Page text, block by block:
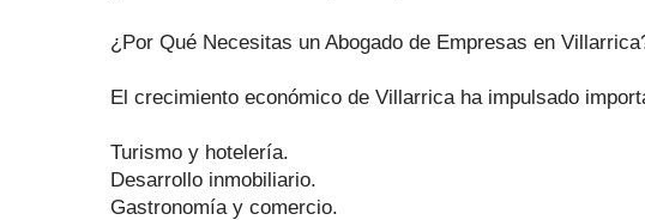
¿Por Qué Necesitas un Abogado de Empresas en
El crecimiento económico de Villarrica ha impulsado
Turismo y hotelería.
Desarrollo inmobiliario.
Gastronomía y comercio.